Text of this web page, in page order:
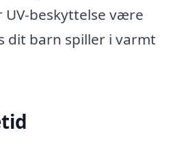
beskyttelse være
dit barn spiller i varmt